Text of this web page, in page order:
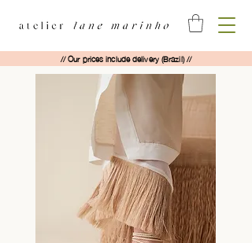
// Our prices include delivery (Brazil) //